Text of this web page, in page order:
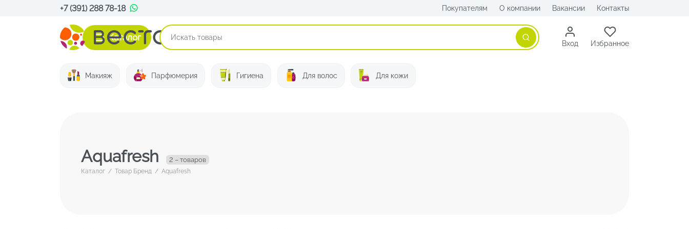
+7 (391) 288 78-18 Покупателям О компании Вакансии Контакты
Каталог
Поиск
Вход Избранное
Макияж Парфюмерия Гигиена Для волос Для кожи
Aquafresh 2 – товаров
Каталог / Товар Бренд / Aquafresh